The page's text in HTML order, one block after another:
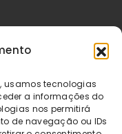
usamos tecnologias
a informações do
nos permitirá
de navegação ou IDs
legal em vigor. Todos